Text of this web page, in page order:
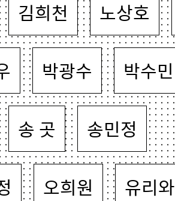
김희천 노상호
박광수 박수민
송 곳 송민정
오희원 유리와